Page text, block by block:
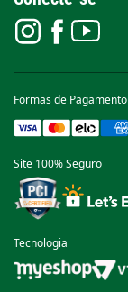
Formas de Pagamento
Site 100% Seguro
Tecnologia